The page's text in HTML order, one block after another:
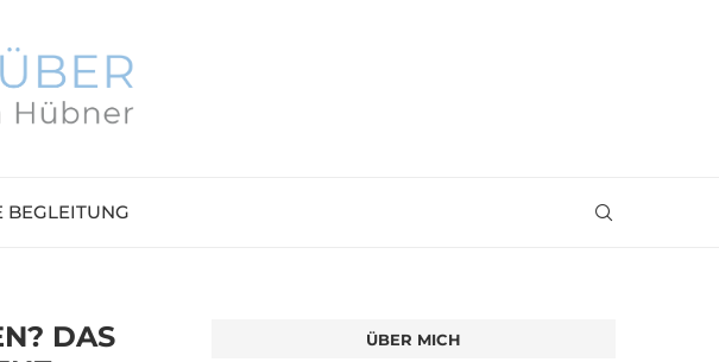
BEGLEITUNG
DAS
ÜBER MICH